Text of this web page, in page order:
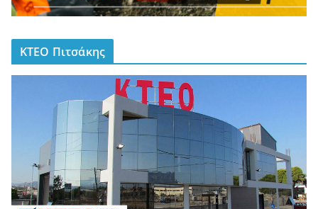
ΚΤΕΟ Πιτσάκης